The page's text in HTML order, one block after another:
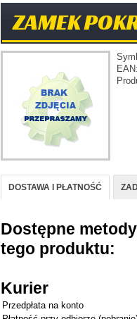
ZAMEK
DOSTAWA I PŁATNOŚĆ
Dostępne
tego produktu:
Kurier
Przedpłata na konto